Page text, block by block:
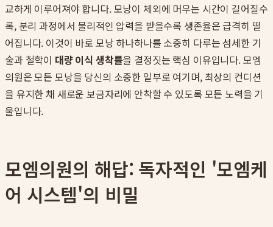
교하게 이루어져야 합니다. 모낭이 체외에 머무는 시간이 길어질수
록, 분리 과정에서 물리적인 압력을 받을수록 생존율은 급격히 떨
어집니다. 이것이 바로 모낭 하나하나를 소중히 다루는 섬세한 기
술과 철학이 대량 이식 생착률을 결정짓는 핵심 이유입니다. 모엠
의원은 모든 모낭을 당신의 소중한 일부로 여기며, 최상의 컨디션
을 유지한 채 새로운 보금자리에 안착할 수 있도록 모든 노력을 기
울입니다.
모엠의원의 해답: 독자적인 '모엠케
어 시스템'의 비밀